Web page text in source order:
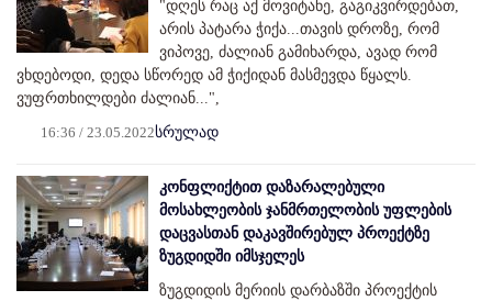
"დღეს რაც აქ მოვიტანე, გაგიკვირდებათ,
არის პატარა ჭიქა...თავის დროზე, რომ
ვიპოვე, ძალიან გამიხარდა, ავად რომ
ვხდებოდი, დედა სწორედ ამ ჭიქიდან მასმევდა წყალს.
ვუფრთხილდები ძალიან...",
16:36 / 23.05.2022სრულად
კონფლიქტით დაზარალებული
მოსახლეობის ჯანმრთელობის უფლების
დაცვასთან დაკავშირებულ პროექტზე
ზუგდიდში იმსჯელეს
ზუგდიდის მერიის დარბაზში პროექტის